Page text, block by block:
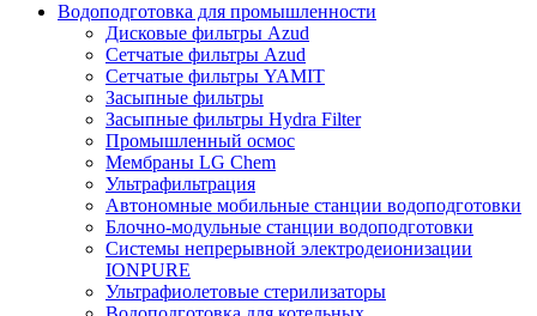
Водоподготовка для промышленности
Дисковые фильтры Azud
Сетчатые фильтры Azud
Сетчатые фильтры YAMIT
Засыпные фильтры
Засыпные фильтры Hydra Filter
Промышленный осмос
Мембраны LG Chem
Ультрафильтрация
Автономные мобильные станции водоподготовки
Блочно-модульные станции водоподготовки
Системы непрерывной электродеионизации
IONPURE
Ультрафиолетовые стерилизаторы